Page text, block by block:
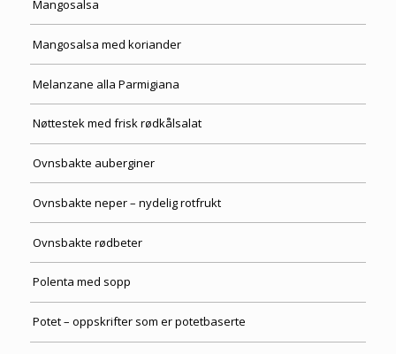
Mangosalsa
Mangosalsa med koriander
Melanzane alla Parmigiana
Nøttestek med frisk rødkålsalat
Ovnsbakte auberginer
Ovnsbakte neper – nydelig rotfrukt
Ovnsbakte rødbeter
Polenta med sopp
Potet – oppskrifter som er potetbaserte